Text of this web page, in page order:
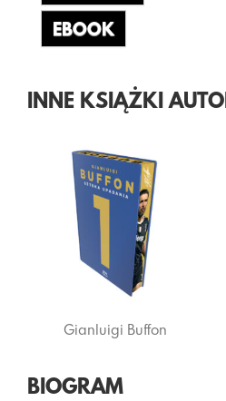
EBOOK
INNE KSIĄŻKI
Gianluigi Buffon
BIOGRAM